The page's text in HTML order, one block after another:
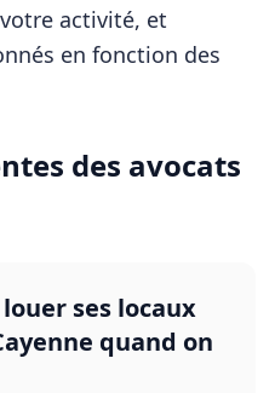
activité, et
en fonction des
des avocats
ses locaux
quand on